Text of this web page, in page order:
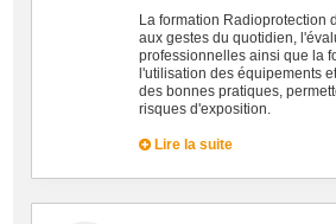
La formation Radioprotection
aux gestes du quotidien,
professionnelles ainsi que la
l'utilisation des équipements
des bonnes pratiques,
risques d'exposition.
Lire la suite